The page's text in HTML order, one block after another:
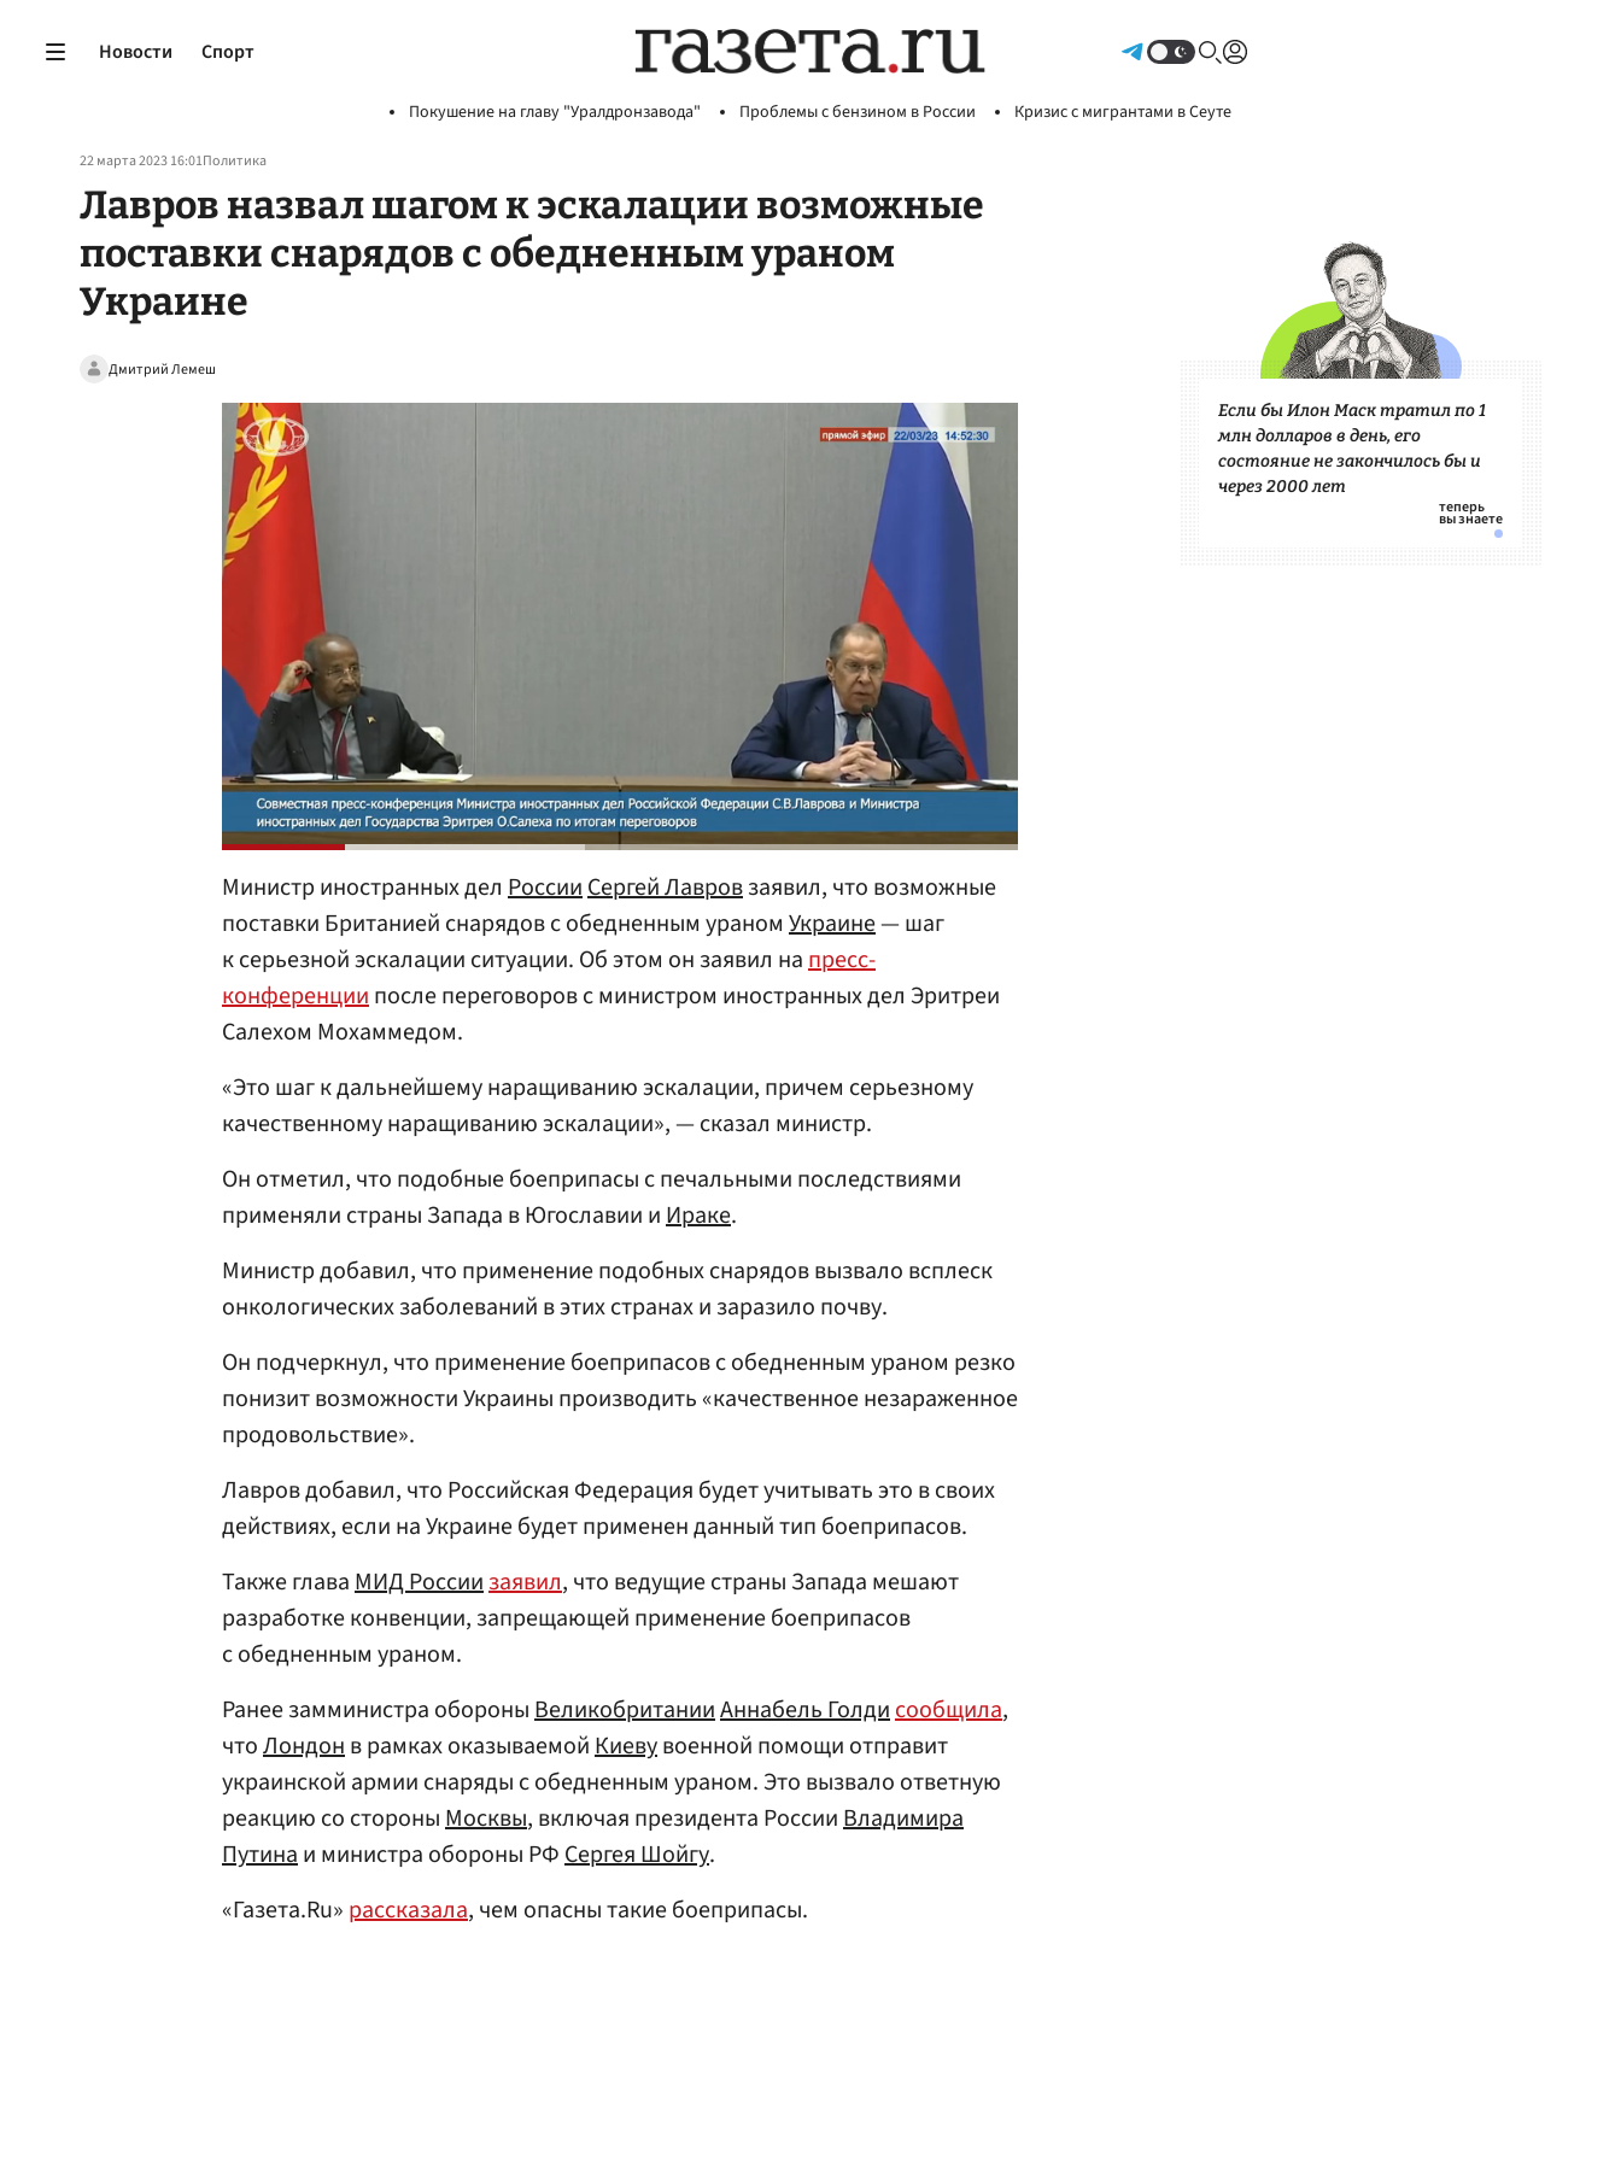
Новости Спорт
Покушение на главу "Уралдронзавода" Проблемы с бензином в России Кризис с мигрантами в Сеуте
22 марта 2023 16:01Политика
Лавров назвал шагом к эскалации возможные
поставки снарядов с обедненным ураном
Украине
Дмитрий Лемеш
Министр иностранных дел РоссииСергей Лавровзаявил, что возможные
поставки Британией снарядов с обедненным ураном Украине— шаг
к серьезной эскалации ситуации. Об этом он заявил напресс-
конференциипосле переговоров с министром иностранных дел Эритреи
Салехом Мохаммедом.
«Это шаг к дальнейшему наращиванию эскалации, причем серьезному
качественному наращиванию эскалации», — сказал министр.
Он отметил, что подобные боеприпасы с печальными последствиями
применяли страны Запада в Югославии иИраке.
Министр добавил, что применение подобных снарядов вызвало всплеск
онкологических заболеваний в этих странах и заразило почву.
Он подчеркнул, что применение боеприпасов с обедненным ураном резко
понизит возможности Украины производить «качественное незараженное
продовольствие».
Лавров добавил, что Российская Федерация будет учитывать это в своих
действиях, если на Украине будет применен данный тип боеприпасов.
Также главаМИД Россиизаявил, что ведущие страны Запада мешают
разработке конвенции, запрещающей применение боеприпасов
с обедненным ураном.
Ранее замминистра обороныВеликобританииАннабель Голдисообщила,
чтоЛондонв рамках оказываемойКиевувоенной помощи отправит
украинской армии снаряды с обедненным ураном. Это вызвало ответную
реакцию со стороныМосквы, включая президента РоссииВладимира
Путинаи министра обороны РФСергея Шойгу.
«Газета.Ru» рассказала, чем опасны такие боеприпасы.
Если бы Илон Маск тратил по 1
млн долларов в день, его
состояние не закончилось бы и
через 2000 лет